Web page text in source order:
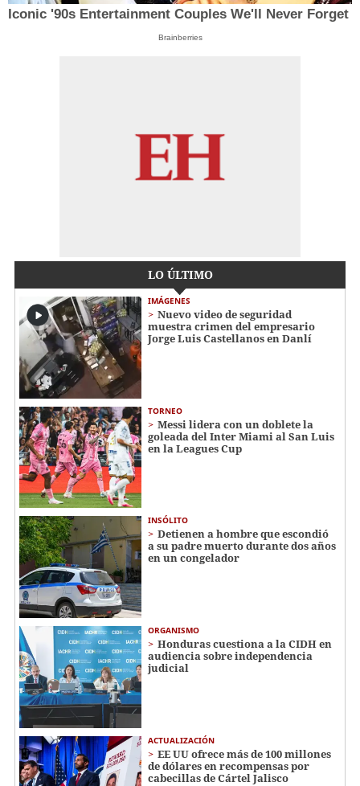
Iconic '90s Entertainment Couples We'll Never Forget
Brainberries
LO ÚLTIMO
IMÁGENES
Nuevo video de seguridad
muestra crimen del empresario
Jorge Luis Castellanos en Danlí
TORNEO
Messi lidera con un doblete la
goleada del Inter Miami al San Luis
en la Leagues Cup
INSÓLITO
Detienen a hombre que escondió
a su padre muerto durante dos años
en un congelador
ORGANISMO
Honduras cuestiona a la CIDH en
audiencia sobre independencia
judicial
ACTUALIZACIÓN
EE UU ofrece más de 100 millones
de dólares en recompensas por
cabecillas de Cártel Jalisco